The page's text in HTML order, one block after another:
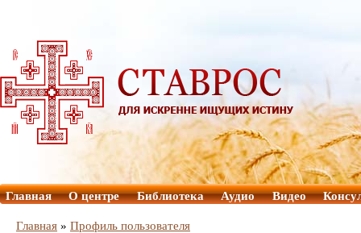
Главная О центре Библиотека Аудио Видео
Главная » Профиль пользователя